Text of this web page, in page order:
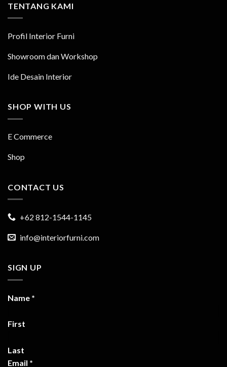
TENTANG KAMI
Profil Interior Furni
Showroom dan Workshop
Ide Desain Interior
SHOP WITH US
E Commerce
Shop
CONTACT US
+62 812-1544-1145
info@interiorfurni.com
SIGN UP
Name *
First
Last
Email *